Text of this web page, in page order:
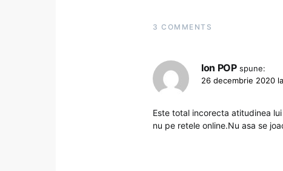
3 COMMENTS
Ion POP spune:
26 decembrie 2020
Este total incorecta atitudinea
nu pe retele online.Nu asa se